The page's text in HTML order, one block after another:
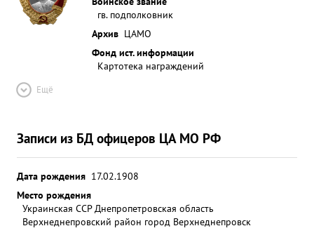
гв. подполковник
Архив ЦАМО
Фонд ист. информации
Картотека награждений
Ещё
Записи из БД офицеров ЦА МО РФ
Дата рождения 17.02.1908
Место рождения
Украинская ССР Днепропетровская область
Верхнеднепровский район город Верхнеднепровск